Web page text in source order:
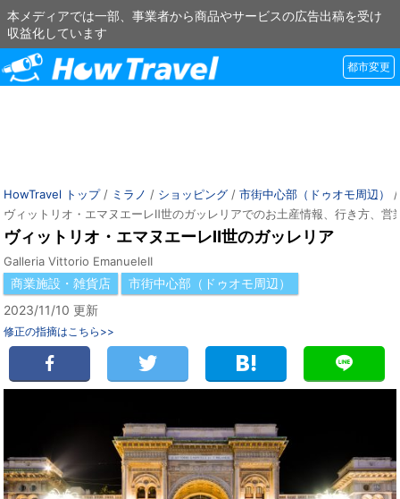
本メディアでは一部、事業者から商品やサービスの広告出稿を受け
収益化しています
都市変更
HowTravel トップ/ ミラノ / ショッピング / 市街中心部（ドゥオモ周辺）
ヴィットリオ・エマヌエーレⅡ世のガッレリアでのお土産情報、行き方、営
ヴィットリオ・エマヌエーレⅡ世のガッレリア
Galleria Vittorio EmanueleII
商業施設・雑貨店
市街中心部（ドゥオモ周辺）
2023/11/10 更新
修正の指摘はこちら>>